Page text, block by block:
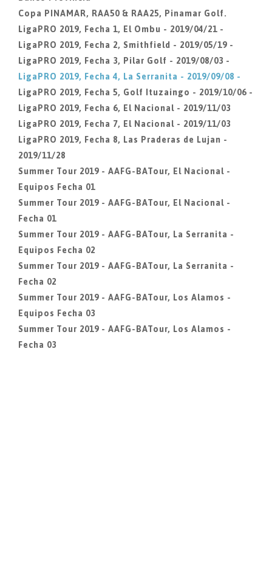
Copa PINAMAR, RAA50 & RAA25, Pinamar Golf.
LigaPRO 2019, Fecha 1, El Ombu - 2019/04/21 -
LigaPRO 2019, Fecha 2, Smithfield - 2019/05/19 -
LigaPRO 2019, Fecha 3, Pilar Golf - 2019/08/03 -
LigaPRO 2019, Fecha 4, La Serranita - 2019/09/08 -
LigaPRO 2019, Fecha 5, Golf Ituzaingo - 2019/10/06 -
LigaPRO 2019, Fecha 6, El Nacional - 2019/11/03
LigaPRO 2019, Fecha 7, El Nacional - 2019/11/03
LigaPRO 2019, Fecha 8, Las Praderas de Lujan -
2019/11/28
Summer Tour 2019 - AAFG-BATour, El Nacional -
Equipos Fecha 01
Summer Tour 2019 - AAFG-BATour, El Nacional -
Fecha 01
Summer Tour 2019 - AAFG-BATour, La Serranita -
Equipos Fecha 02
Summer Tour 2019 - AAFG-BATour, La Serranita -
Fecha 02
Summer Tour 2019 - AAFG-BATour, Los Alamos -
Equipos Fecha 03
Summer Tour 2019 - AAFG-BATour, Los Alamos -
Fecha 03